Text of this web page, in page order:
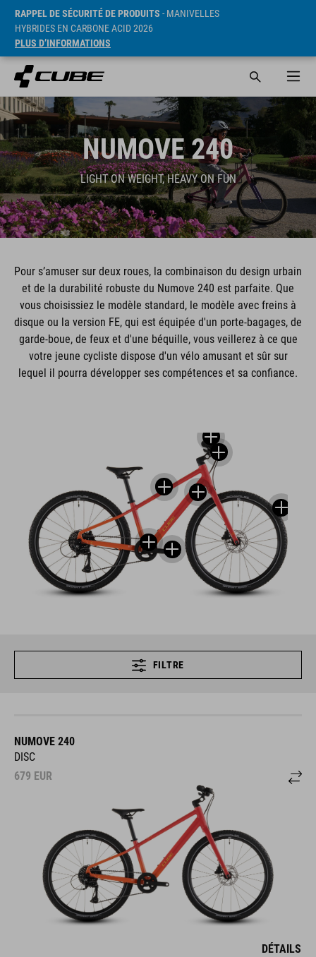
RAPPEL DE SÉCURITÉ DE PRODUITS - MANIVELLES
HYBRIDES EN CARBONE ACID 2026
PLUS D’INFORMATIONS
NUMOVE 240
LIGHT ON WEIGHT, HEAVY ON FUN
Pour s’amuser sur deux roues, la combinaison du design urbain
et de la durabilité robuste du Numove 240 est parfaite. Que
vous choisissiez le modèle standard, le modèle avec freins à
disque ou la version FE, qui est équipée d'un porte-bagages, de
garde-boue, de feux et d'une béquille, vous veillerez à ce que
votre jeune cycliste dispose d'un vélo amusant et sûr sur
lequel il pourra développer ses compétences et sa confiance.
FILTRE
NUMOVE 240
DISC
679 EUR
DÉTAILS